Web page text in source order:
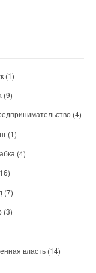
(1)
(9)
(4)
(1)
(4)
(7)
(3)
власть (14)